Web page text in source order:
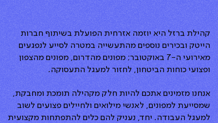
קהילת ברזל היא יוזמה אזרחית הפועלת בשיתוף חברות
הייטק ובכירים נוספים מהתעשייה במטרה לסייע לנפגעים
מאירועי ה-7 באוקטובר; מפונים מהדרום, מפונים מהצפון
ופצועי כוחות הביטחון, לחזור למעגל התעסוקה.
אנחנו מזמינים אתכם להיות חלק מקהילה תומכת ומחבקת,
שמסייעת למפונים, לאנשי מילואים ולחיילים פצועים לשוב
למעגל העבודה. יחד, נעניק להם כלים להתפתחות מקצועית